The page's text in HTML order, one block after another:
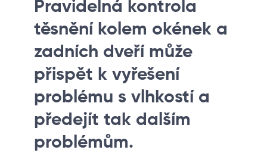
Pravidelná kontrola
těsnění kolem okének a
zadních dveří může
přispět k vyřešení
problému s vlhkostí a
předejít tak dalším
problémům.